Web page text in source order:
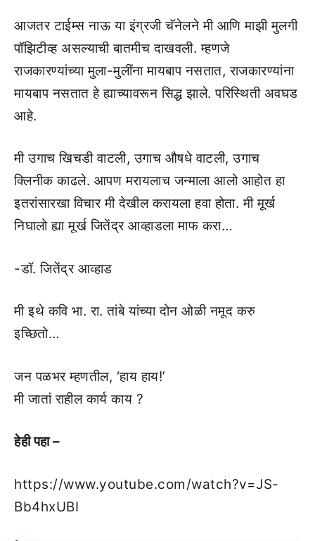
आजतर टाईम्स नाऊ या इंग्रजी चॅनेलने मी आणि माझी मुलगी
पॉझिटीव्ह असल्याची बातमीच दाखवली. म्हणजे
राजकारण्यांच्या मुला-मुलींना मायबाप नसतात, राजकारण्यांना
मायबाप नसतात हे ह्याच्यावरून सिद्ध झाले. परिस्थिती अवघड
आहे.
मी उगाच खिचडी वाटली, उगाच औषधे वाटली, उगाच
क्लिनीक काढले. आपण मरायलाच जन्माला आलो आहोत हा
इतरांसारखा विचार मी देखील करायला हवा होता. मी मूर्ख
निघालो ह्या मूर्ख जितेंद्र आव्हाडला माफ करा…
-डॉ. जितेंद्र आव्हाड
मी इथे कवि भा. रा. तांबे यांच्या दोन ओळी नमूद करु
इच्छितो…
जन पळभर म्हणतील, ‘हाय हाय!’
मी जातां राहील कार्य काय ?
हेही पहा –
https://www.youtube.com/watch?v=JS-
Bb4hxUBI